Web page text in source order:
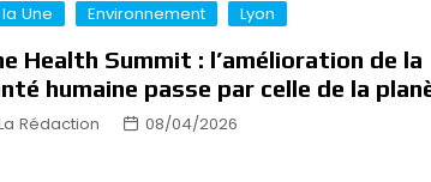
Une Environnement Lyon
Health Summit : l’amélioration de la
humaine passe par celle de la
Rédaction 08/04/2026